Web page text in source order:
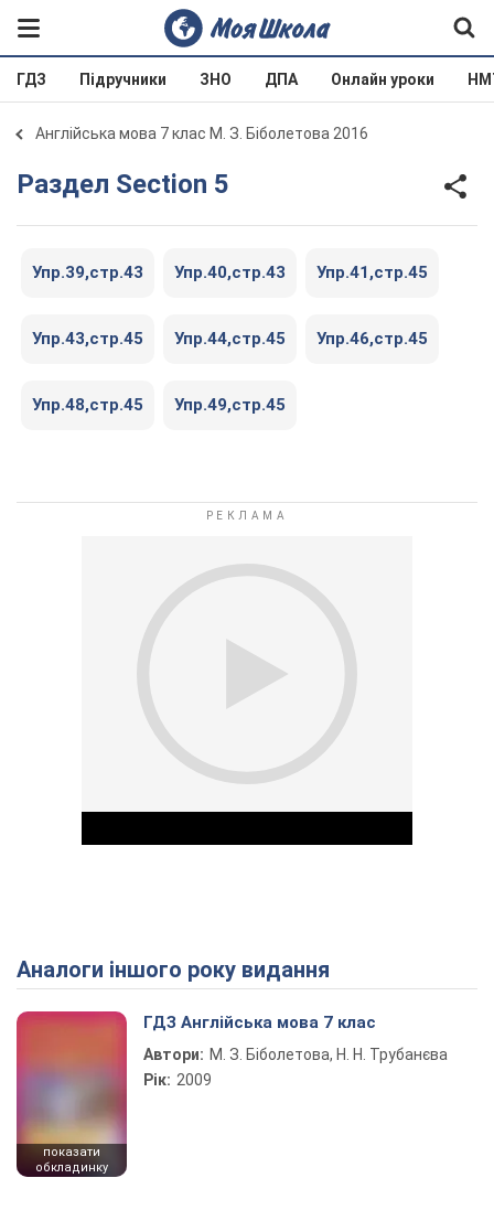
ГДЗ Підручники ЗНО ДПА Онлайн уроки
Англійська мова 7 клас М. З. Біболетова 2016
Раздел Section 5
Упр.39,стр.43 Упр.40,стр.43 Упр.41,стр.45
Упр.43,стр.45 Упр.44,стр.45 Упр.46,стр.45
Упр.48,стр.45 Упр.49,стр.45
Play Video
Аналоги іншого року видання
показати
обкладинку
ГДЗ Англійська мова 7 клас
Автори: М. З. Біболетова, Н. Н. Трубанєва
Рік: 2009